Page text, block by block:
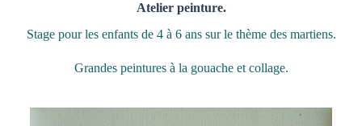
Atelier peinture.
Stage pour les enfants de 4 à 6 ans sur le thème des martiens.
Grandes peintures à la gouache et collage.